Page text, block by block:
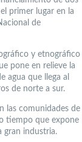
primer lugar en la
de
y etnográfico
pone en relieve la
agua que llega al
de norte a sur.
las comunidades de
tiempo que expone
gran industria.